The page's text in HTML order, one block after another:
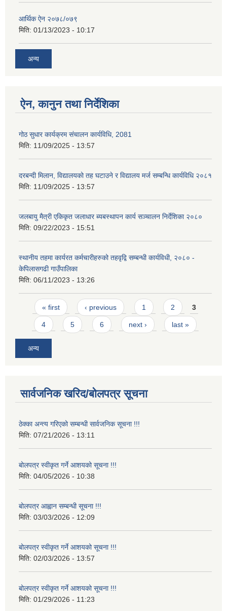
आर्थिक ऐन २०७८/०७९
मिति: 01/13/2023 - 10:17
अन्य
ऐन, कानुन तथा निर्देशिका
गोठ सुधार कार्यक्रम संचालन कार्यविधि, 2081
मिति: 11/09/2025 - 13:57
दरबन्दी मिलान, विद्यालयको तह घटाउने र विद्यालय मर्ज सम्बन्धि कार्यविधि २०८१
मिति: 11/09/2025 - 13:57
जलबायु मैत्री एकिकृत जलाधार ब्यबस्थापन कार्य सञ्चालन निर्देशिका २०८०
मिति: 09/22/2023 - 15:51
स्थानीय तहमा कार्यरत कर्मचारीहरुको तहवृद्वि सम्बन्धी कार्यविधी, २०८० -
केपिलासगढी गाउँपालिका
मिति: 06/11/2023 - 13:26
Pages
« first ‹ previous 1 2 3
4 5 6 next › last »
अन्य
सार्वजनिक खरिद/बोलपत्र सूचना
ठेक्का अन्त्य गरिएको सम्बन्धी सार्वजनिक सूचना !!!
मिति: 07/21/2026 - 13:11
बोलपत्र स्वीकृत गर्ने आशयको सूचना !!!
मिति: 04/05/2026 - 10:38
बोलपत्र आह्वान सम्बन्धी सूचना !!!
मिति: 03/03/2026 - 12:09
बोलपत्र स्वीकृत गर्ने आशयको सूचना !!!
मिति: 02/03/2026 - 13:57
बोलपत्र स्वीकृत गर्ने आशयको सूचना !!!
मिति: 01/29/2026 - 11:23